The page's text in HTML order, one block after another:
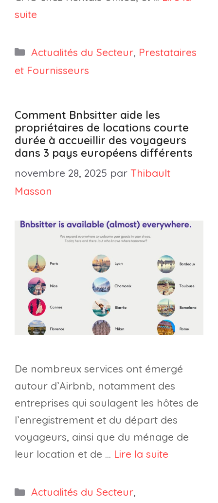
suite
Catégories
Actualités du Secteur, Prestataires
et Fournisseurs
Comment Bnbsitter aide les
propriétaires de locations courte
durée à accueillir des voyageurs
dans 3 pays européens différents
novembre 28, 2025 par Thibault
Masson
De nombreux services ont émergé
autour d’Airbnb, notamment des
entreprises qui soulagent les hôtes de
l’enregistrement et du départ des
voyageurs, ainsi que du ménage de
leur location et de … Lire la suite
Catégories
Actualités du Secteur,